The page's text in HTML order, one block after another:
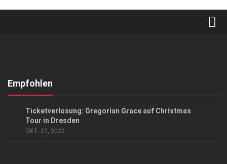
Kontakt, Impressum
Empfohlen
Ticketverlosung: Gregorian Grace auf Christmas
Tour in Dresden
OKT. 27, 2022